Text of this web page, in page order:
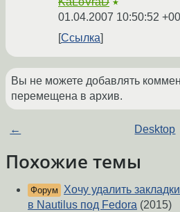
★
01.04.2007 10:50:52
Ссылка
Вы не можете добавлять
перемещена в архив.
← Desktop
Похожие темы
Форум
Хочу удалить
в Nautilus под Fedora (2015)